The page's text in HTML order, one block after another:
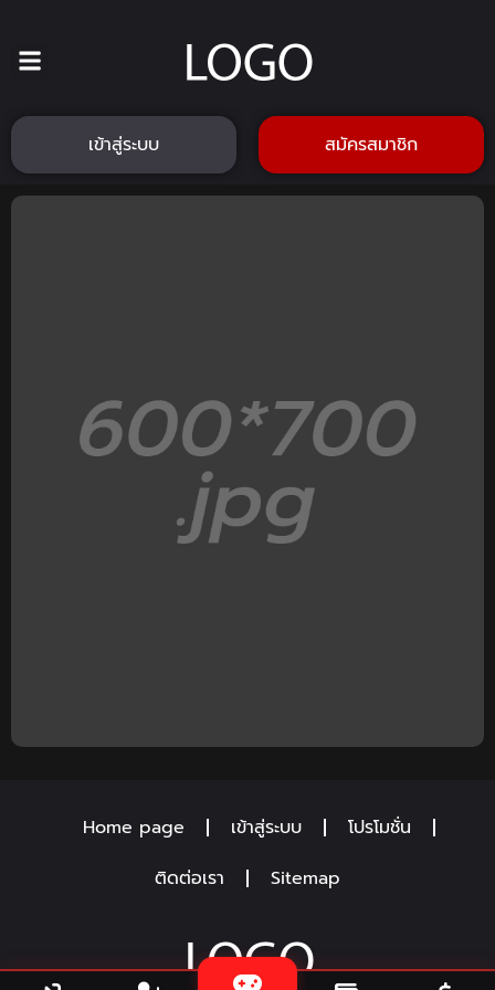
เข้าสู่ระบบ สมัครสมาชิก
Home page เข้าสู่ระบบ
โปรโมชั่น
ติดต่อเรา
Sitemap